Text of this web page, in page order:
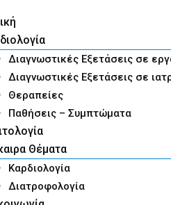
Διαγνωστικές Εξετάσεις σε
Διαγνωστικές Εξετάσεις σε
Θεραπείες
Παθήσεις – Συμπτώματα
Θέματα
Καρδιολογία
Διατροφολογία